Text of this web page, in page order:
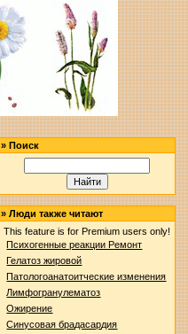
»Поиск
»Люди также читают
This feature is for Premium users only!
Психогенные реакции Ремонт
Гелатоз жировой
Патологоанатоитческие изменения
Лимфогранулематоз
Ожирение
Синусовая брадасардия